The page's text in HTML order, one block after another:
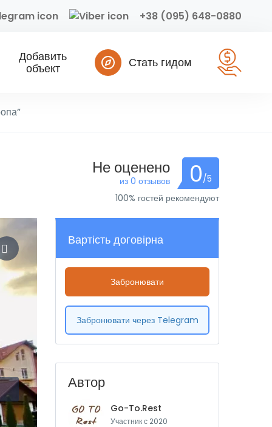
+38 (095) 648-0880
Добавить
объект
Стать гидом
Не оценено
из 0 отзывов 0/5
100% гостей рекомендуют
Вартість договірна
Забронювати
Забронювати через Telegram
Автор
Go-To.Rest
Участник с 2020